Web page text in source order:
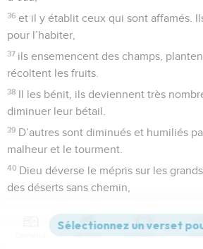
36 et il y établit ceux qui sont affamés.
pour l’habiter,
37 ils ensemencent des champs,
récoltent les fruits.
38 Il les bénit, ils deviennent très
diminuer leur bétail.
39 D’autres sont diminués et humiliés
malheur et le tourment.
40 Dieu déverse le mépris sur les
des déserts sans chemin,
aussi nombreuses que des troupeaux.
Versions Commentaires